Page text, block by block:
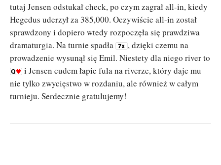
tutaj Jensen odstukał check, po czym zagrał all-in, kiedy
Hegedus uderzył za 385,000. Oczywiście all-in został
sprawdzony i dopiero wtedy rozpoczęła się prawdziwa
dramaturgia. Na turnie spadła
, dzięki czemu na
prowadzenie wysunął się Emil. Niestety dla niego river to
i Jensen cudem łapie fula na riverze, który daje mu
nie tylko zwycięstwo w rozdaniu, ale również w całym
turnieju. Serdecznie gratulujemy!